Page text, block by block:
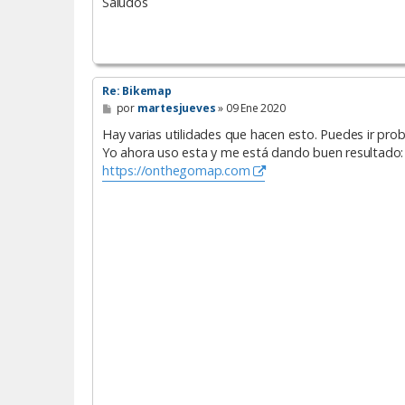
Re: Bikemap
M
e
n
a
j
e
por martesjueves» 09 Ene 2020
Hay varias utilidades que hacen esto. Puedes ir
Yo ahora uso esta y me está dando buen resultado:
https://onthegomap.com